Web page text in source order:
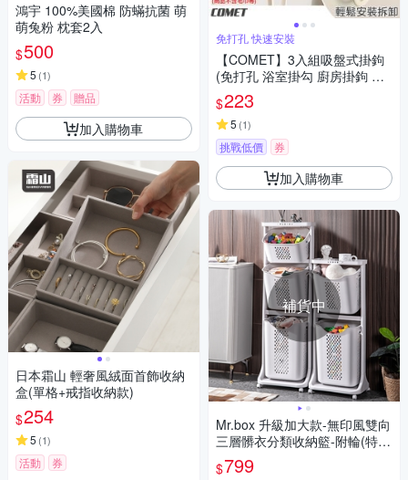
鴻宇 100%美國棉 防蟎抗菌 萌
萌兔粉 枕套2入
$500
5 (1)
活動 券 贈品
加入購物車
日本霜山 輕奢風絨面首飾收納
盒(單格+戒指收納款)
$254
5 (1)
活動 券
免打孔 快速安裝
【COMET】3入組吸盤式掛鉤
(免打孔 浴室掛勾 廚房掛鉤 衣
服掛勾 帽子掛鈎 無痕掛勾/5A2
3)
$223
5 (1)
挑戰低價 券
加入購物車
補貨中
Mr.box 升級加大款-無印風雙向
三層髒衣分類收納籃-附輪(特大
籃+大籃+小籃)
$799